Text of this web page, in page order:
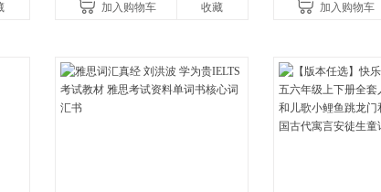
加入购物车 收藏 加入购物车